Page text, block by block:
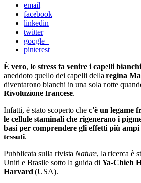
email
facebook
linkedin
twitter
google+
pinterest
È vero, lo stress fa venire i capelli bianchi
aneddoto quello dei capelli della regina
diventarono bianchi in una sola notte
Rivoluzione francese.
Infatti, è stato scoperto che c'è un legame
le cellule staminali che rigenerano i
basi per comprendere gli effetti più ampi
tessuti.
Pubblicata sulla rivista Nature, la ricerca è
Uniti e Brasile sotto la guida di Ya-Chieh
Harvard (USA).